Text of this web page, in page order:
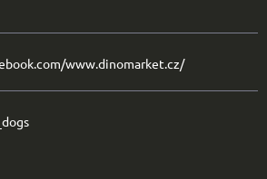
www.dinomarket.cz/